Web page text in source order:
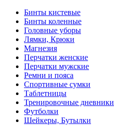
Бинты кистевые
Бинты коленные
Головные уборы
Лямки, Крюки
Магнезия
Перчатки женские
Перчатки мужские
Ремни и пояса
Спортивные сумки
Таблетницы
Тренировочные дневники
Футболки
Шейкеры, Бутылки